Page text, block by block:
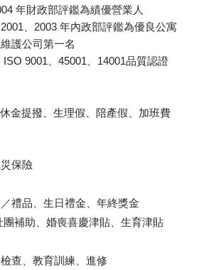
年財政部評鑑為績優營業人
2001、2003 年內政部評鑑為優良公寓
護公司第一名
ISO 9001、45001、14001品質認證
金提撥、生理假、陪產假、加班費
保險
禮品、生日禮金、年終獎金
團補助、婚喪喜慶津貼、生育津貼
查、教育訓練、進修